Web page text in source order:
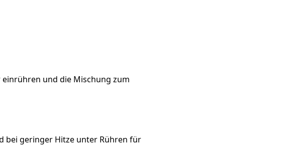
und die Mischung zum
bei geringer Hitze unter Rühren für